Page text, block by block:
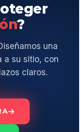
?
una
a su sitio, con
claros.